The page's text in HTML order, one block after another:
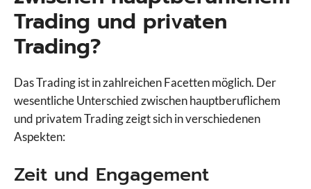
Trading und privaten
Trading?
Das Trading ist in zahlreichen Facetten möglich. Der
wesentliche Unterschied zwischen hauptberuflichem
und privatem Trading zeigt sich in verschiedenen
Aspekten:
Zeit und Engagement